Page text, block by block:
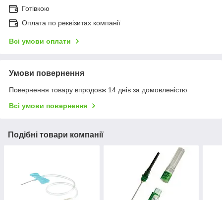
Готівкою
Оплата по реквізитах компанії
Всі умови оплати
Умови повернення
Повернення товару впродовж 14 днів за домовленістю
Всі умови повернення
Подібні товари компанії